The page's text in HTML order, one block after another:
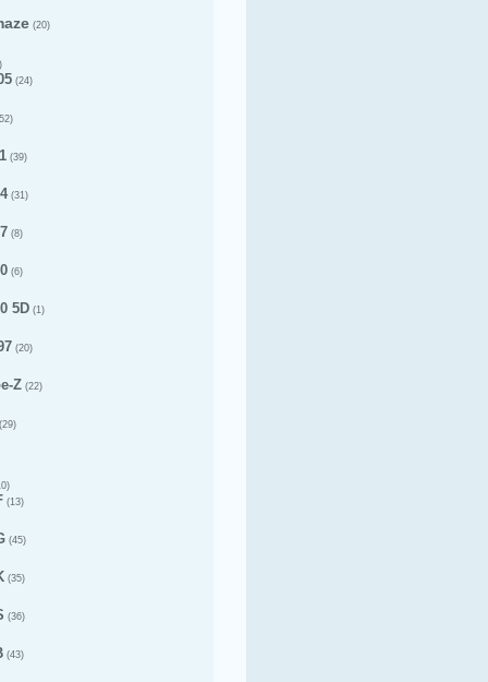
(20)
(24)
(39)
(31)
(8)
(6)
5D (1)
(20)
Z (22)
(29)
(13)
(45)
(35)
(36)
(43)